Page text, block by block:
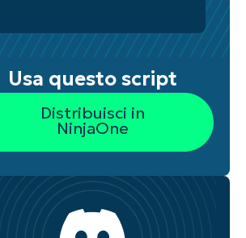
Usa questo script
Distribuisci in
NinjaOne